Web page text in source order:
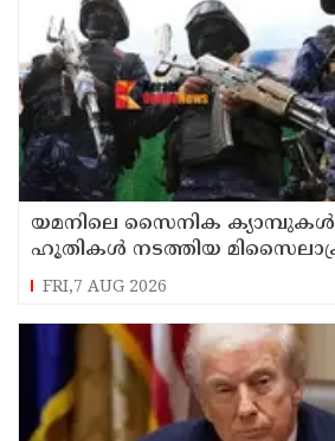
യമനിലെ സൈനിക
ഹൂതികൾ നടത്തിയ
സൈനികർ കൊല്ലപ്പെട്ടു
FRI,7 AUG 2026